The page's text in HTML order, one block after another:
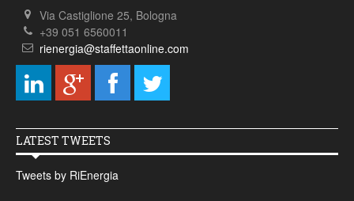
Via Castiglione 25, Bologna
+39 051 6560011
rienergia@staffettaonline.com
LATEST TWEETS
Tweets by RiEnergia